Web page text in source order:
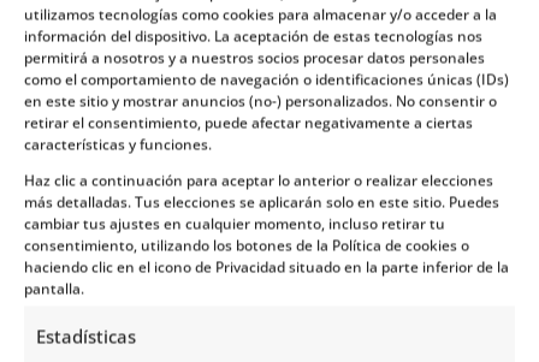
utilizamos tecnologías como cookies para almacenar y/o acceder a la
información del dispositivo. La aceptación de estas tecnologías nos
permitirá a nosotros y a nuestros socios procesar datos personales
como el comportamiento de navegación o identificaciones únicas (IDs)
en este sitio y mostrar anuncios (no-) personalizados. No consentir o
retirar el consentimiento, puede afectar negativamente a ciertas
características y funciones.
Haz clic a continuación para aceptar lo anterior o realizar elecciones
más detalladas. Tus elecciones se aplicarán solo en este sitio. Puedes
cambiar tus ajustes en cualquier momento, incluso retirar tu
consentimiento, utilizando los botones de la Política de cookies o
haciendo clic en el icono de Privacidad situado en la parte inferior de la
pantalla.
Estadísticas
pesar de que en 2014 fue incluida en el
listado de las carreteras más peligrosas
del mundo, lo cierto es que la carretera
del Atlántico es una de las rutas más
escénicas del país.
16 años tardó en estar lista esta joya de
la ingeniería civil noruega que te llevará
a través de 8 puentes que unen
y Averøy, hasta la orilla misma del